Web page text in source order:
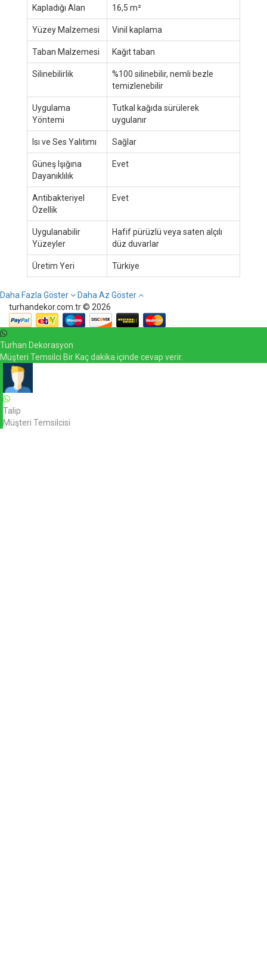
Kapladığı Alan 16,5 m²
Yüzey Malzemesi Vinil kaplama
Taban Malzemesi Kağıt taban
Silinebilirlik
%100 silinebilir, nemli bezle
temizlenebilir
Uygulama
Yöntemi
Tutkal kağıda sürülerek
uygulanır
Isı ve Ses Yalıtımı Sağlar
Güneş Işığına
Dayanıklılık
Evet
Antibakteriyel
Özellik
Evet
Uygulanabilir
Yüzeyler
Hafif pürüzlü veya saten alçılı
düz duvarlar
Üretim Yeri Türkiye
Daha Fazla Göster
Daha Az Göster
turhandekor.com.tr © 2026
Turhan Dekorasyon
Müşteri Temsilci Bir Kaç dakika içinde cevap verir.
Talip
Müşteri Temsilcisi